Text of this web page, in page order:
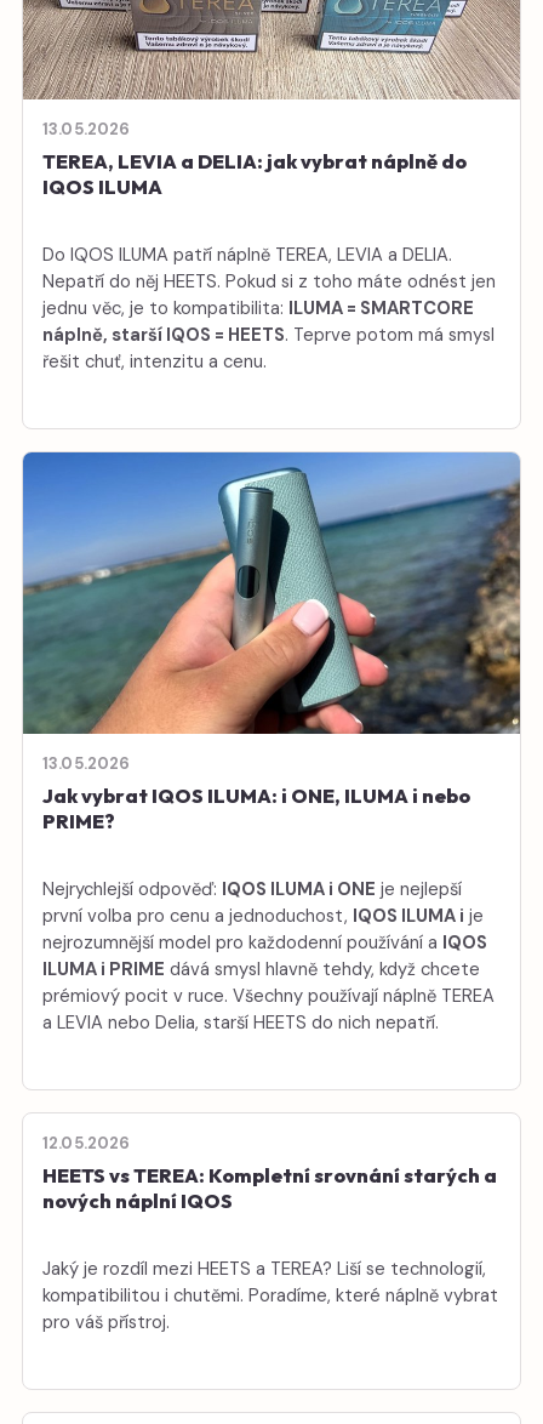
13.05.2026
TEREA, LEVIA a DELIA: jak vybrat náplně do
IQOS ILUMA
Do IQOS ILUMA patří náplně TEREA, LEVIA a DELIA.
Nepatří do něj HEETS. Pokud si z toho máte odnést jen
jednu věc, je to kompatibilita: ILUMA = SMARTCORE
náplně, starší IQOS = HEETS. Teprve potom má smysl
řešit chuť, intenzitu a cenu.
13.05.2026
Jak vybrat IQOS ILUMA: i ONE, ILUMA i nebo
PRIME?
Nejrychlejší odpověď: IQOS ILUMA i ONE je nejlepší
první volba pro cenu a jednoduchost, IQOS ILUMA i je
nejrozumnější model pro každodenní používání a IQOS
ILUMA i PRIME dává smysl hlavně tehdy, když chcete
prémiový pocit v ruce. Všechny používají náplně TEREA
a LEVIA nebo Delia, starší HEETS do nich nepatří.
12.05.2026
HEETS vs TEREA: Kompletní srovnání starých a
nových náplní IQOS
Jaký je rozdíl mezi HEETS a TEREA? Liší se technologií,
kompatibilitou i chutěmi. Poradíme, které náplně vybrat
pro váš přístroj.